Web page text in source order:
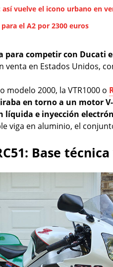
vuelve el icono urbano en
el A2 por 2300 euros
para competir con Ducati
venta en Estados Unidos,
modelo 2000, la VTR1000 o
en torno a un motor
líquida e inyección
viga en aluminio, el
Base